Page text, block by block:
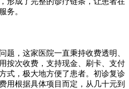
务。
题，这家医院一直秉持收费透明、
按次收费，支持现金、刷卡、支付
式，极大地方便了患者。初诊复诊
用根据具体项目而定，从几十元到